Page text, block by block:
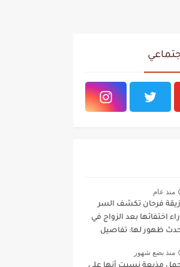
منذ عام
فرحان تكشف السر
اختفائها بعد الزواج في
ظهور لها: تفاصيل
منذ بضع شهور